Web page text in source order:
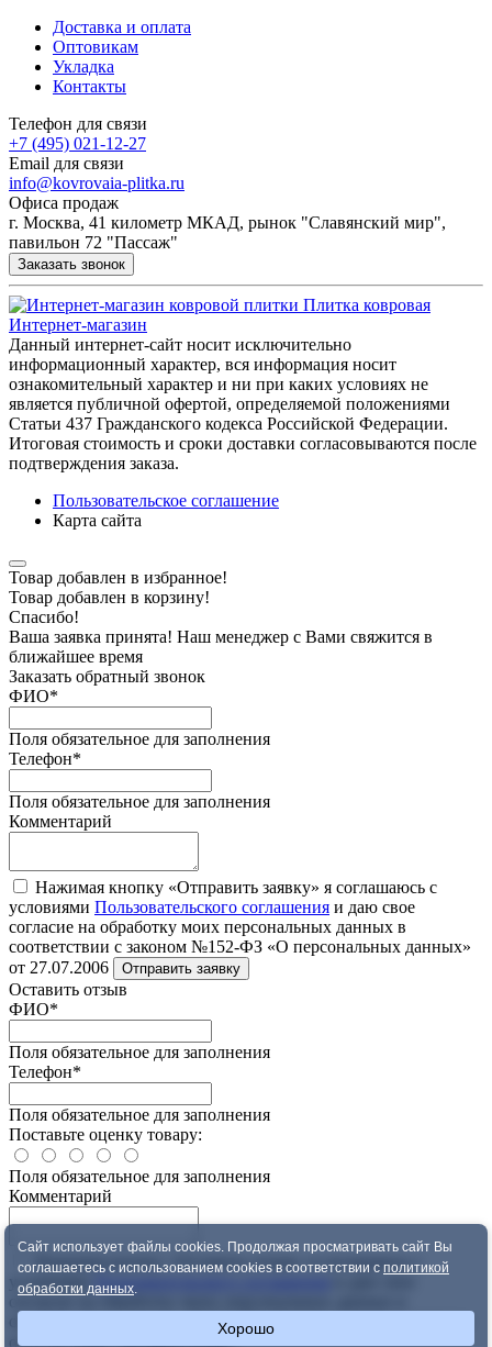
Доставка и оплата
Оптовикам
Укладка
Контакты
Телефон для связи
+7 (495) 021-12-27
Email для связи
info@kovrovaia-plitka.ru
Офиса продаж
г. Москва, 41 километр МКАД, рынок "Славянский мир",
павильон 72 "Пассаж"
Заказать звонок
Плитка ковровая
Интернет-магазин
Данный интернет-сайт носит исключительно
информационный характер, вся информация носит
ознакомительный характер и ни при каких условиях не
является публичной офертой, определяемой положениями
Статьи 437 Гражданского кодекса Российской Федерации.
Итоговая стоимость и сроки доставки согласовываются после
подтверждения заказа.
Пользовательское соглашение
Карта сайта
Товар добавлен в избранное!
Товар добавлен в корзину!
Спасибо!
Ваша заявка принята! Наш менеджер с Вами свяжится в
ближайшее время
Заказать обратный звонок
ФИО*
Поля обязательное для заполнения
Телефон*
Поля обязательное для заполнения
Комментарий
Нажимая кнопку «Отправить заявку» я соглашаюсь с
условиями Пользовательского соглашения и даю свое
согласие на обработку моих персональных данных в
соответствии с законом №152-ФЗ «О персональных данных»
от 27.07.2006
Отправить заявку
Оставить отзыв
ФИО*
Поля обязательное для заполнения
Телефон*
Поля обязательное для заполнения
Поставьте оценку товару:
Поля обязательное для заполнения
Комментарий
Нажимая кнопку «Оставить отзыв» я соглашаюсь с
условиямиПользовательского соглашения
согласие на обработку моих персональных данных в
соответствии с законом №152-ФЗ «О персональных данных»
от 27.07.2006
Оставить отзыв
Сайт использует файлы cookies. Продолжая просматривать сайт Вы
соглашаетесь с использованием cookies в соответствии с политикой
обработки данных.
Хорошо